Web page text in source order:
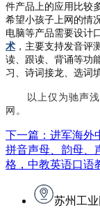
件产品上的应用比较
希望小孩子上网的情
电脑等产品需要设计
术 ，主要支持发音评
读、跟读、背诵等功
习、诗词接龙、选词
以上仅为驰声
网。
下一篇：进军海外
拼音声母、韵母、
格，中教英语口语
苏州工